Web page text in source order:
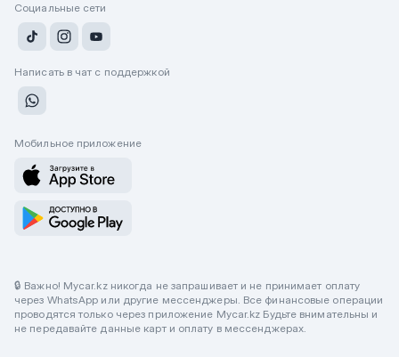
Социальные сети
Написать в чат с поддержкой
Мобильное приложение
🔒 Важно! Mycar.kz никогда не запрашивает и не принимает оплату
через WhatsApp или другие мессенджеры. Все финансовые операции
проводятся только через приложение Mycar.kz Будьте внимательны и
не передавайте данные карт и оплату в мессенджерах.